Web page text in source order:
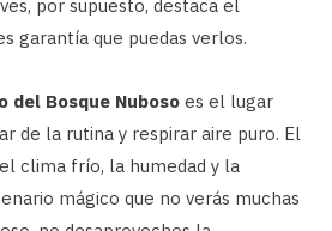
por supuesto, destaca el
garantía que puedas verlos.
del Bosque Nuboso es el lugar
de la rutina y respirar aire puro. El
clima frío, la humedad y la
mágico que no verás muchas